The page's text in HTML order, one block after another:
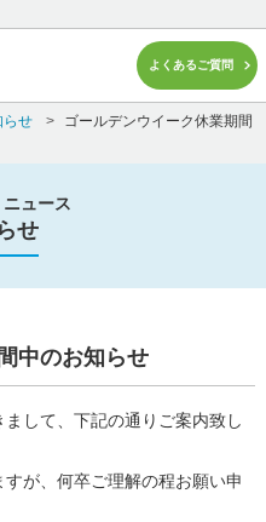
よくあるご質問
らせ >
ゴールデンウイーク休業期間
ュース
せ
中のお知らせ
して、下記の通りご案内致し
が、何卒ご理解の程お願い申